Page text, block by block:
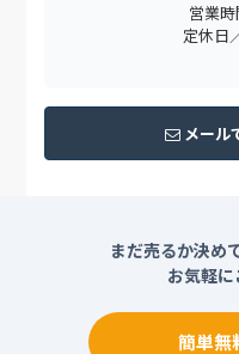
営業
定休日
メール
まだ売るか決め
お気軽に
簡単無